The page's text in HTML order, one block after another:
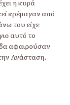
η κυρά
κρέµαγαν από
του είχε
αυτό το
αφαιρούσαν
Ανάσταση.